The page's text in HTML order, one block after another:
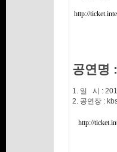
http://
공연명 :
1. 일 시 :
2. 공연장 :
http://